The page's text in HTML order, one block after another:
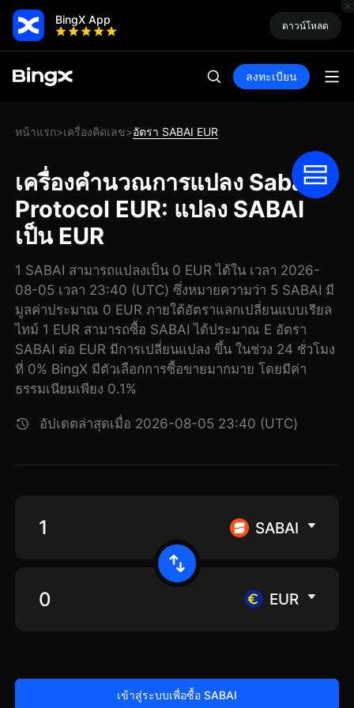
BingX App ดาวน์โหลด
ลงทะเบียน
หน้าแรก>เครื่องคิดเลข>อัตรา SABAI EUR
เครื่องคำนวณการแปลง Sabai
Protocol EUR: แปลง SABAI
เป็น EUR
1 SABAI สามารถแปลงเป็น 0 EUR ได้ใน เวลา 2026-
08-05 เวลา 23:40 (UTC) ซึ่งหมายความว่า 5 SABAI มี
มูลค่าประมาณ 0 EUR ภายใต้อัตราแลกเปลี่ยนแบบเรียล
ไทม์ 1 EUR สามารถซื้อ SABAI ได้ประมาณ E อัตรา
SABAI ต่อ EUR มีการเปลี่ยนแปลง ขึ้น ในช่วง 24 ชั่วโมง
ที่ 0% BingX มีตัวเลือกการซื้อขายมากมาย โดยมีค่า
ธรรมเนียมเพียง 0.1%
อัปเดตล่าสุดเมื่อ 2026-08-05 23:40 (UTC)
SABAI
EUR
เข้าสู่ระบบเพื่อซื้อ SABAI